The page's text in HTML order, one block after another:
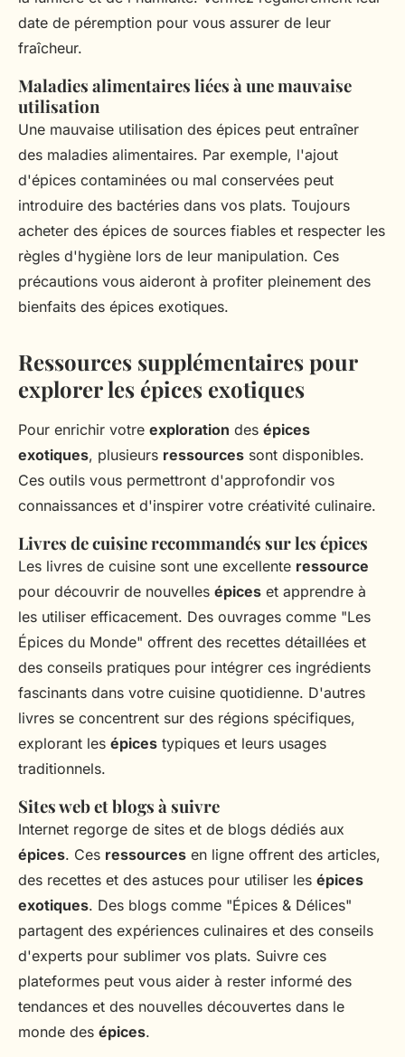
date de péremption pour vous assurer de leur
fraîcheur.
Maladies alimentaires liées à une mauvaise
utilisation
Une mauvaise utilisation des épices peut entraîner
des maladies alimentaires. Par exemple, l'ajout
d'épices contaminées ou mal conservées peut
introduire des bactéries dans vos plats. Toujours
acheter des épices de sources fiables et respecter les
règles d'hygiène lors de leur manipulation. Ces
précautions vous aideront à profiter pleinement des
bienfaits des épices exotiques.
Ressources supplémentaires pour
explorer les épices exotiques
Pour enrichir votre exploration des épices
exotiques, plusieurs ressources sont disponibles.
Ces outils vous permettront d'approfondir vos
connaissances et d'inspirer votre créativité culinaire.
Livres de cuisine recommandés sur les épices
Les livres de cuisine sont une excellente ressource
pour découvrir de nouvelles épices et apprendre à
les utiliser efficacement. Des ouvrages comme "Les
Épices du Monde" offrent des recettes détaillées et
des conseils pratiques pour intégrer ces ingrédients
fascinants dans votre cuisine quotidienne. D'autres
livres se concentrent sur des régions spécifiques,
explorant les épices typiques et leurs usages
traditionnels.
Sites web et blogs à suivre
Internet regorge de sites et de blogs dédiés aux
épices. Ces ressources en ligne offrent des articles,
des recettes et des astuces pour utiliser les épices
exotiques. Des blogs comme "Épices & Délices"
partagent des expériences culinaires et des conseils
d'experts pour sublimer vos plats. Suivre ces
plateformes peut vous aider à rester informé des
tendances et des nouvelles découvertes dans le
monde des épices.